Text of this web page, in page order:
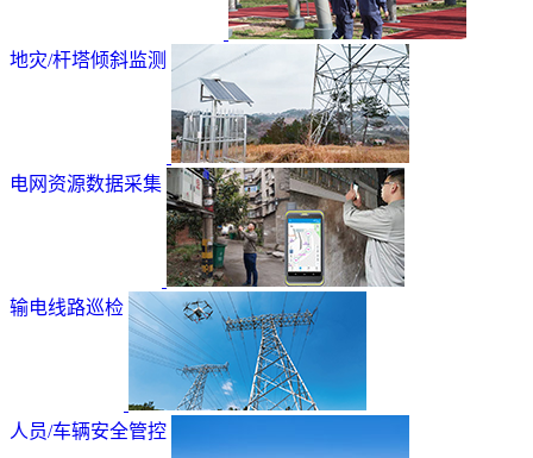
地灾/杆塔倾斜监测
电网资源数据采集
输电线路巡检
人员/车辆安全管控